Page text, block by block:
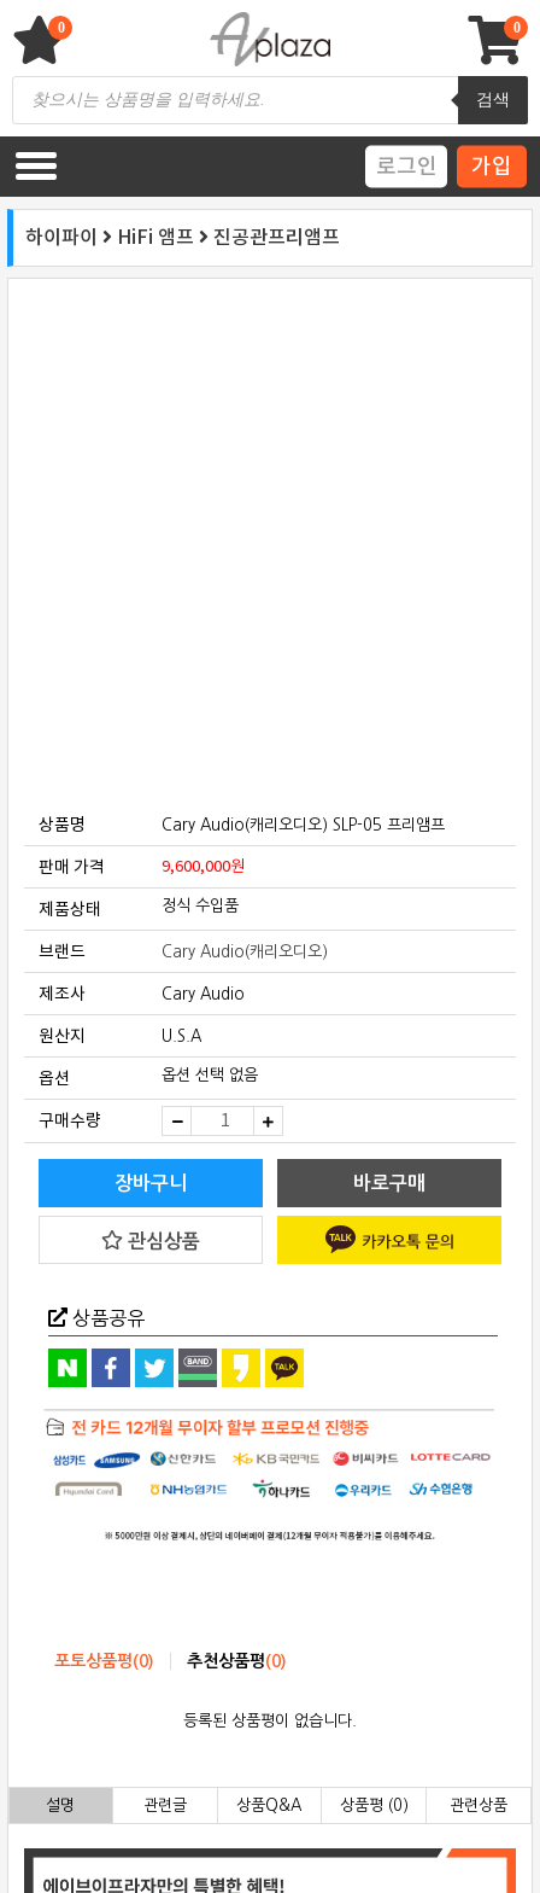
content
AV 플라자
하이파이 / 홈씨어터 전문 쇼핑몰
Products
search
검색
0
0
로그인 가입
하이파이 HiFi 앰프 진공관프리앰프
상품명 Cary Audio(캐리오디오) SLP-05 프리앰프
판매 가격 9,600,000원
제품상태 정식 수입품
브랜드 Cary Audio(캐리오디오)
제조사 Cary Audio
원산지 U.S.A
옵션 옵션 선택 없음
구매수량
Audio(캐
리
오
디
SLP-
프
리
장바구니 바로구매
관심상품
상품공유
포토상품평(0) 추천상품평(0)
등록된 상품평이 없습니다.
설명 관련글 상품Q&A 상품평 (0) 관련상품